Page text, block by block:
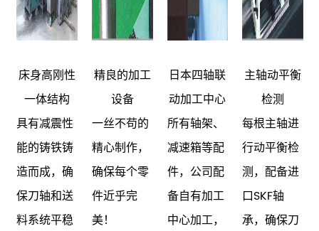
床身高刚性
一体结构
具有减震性
能的铸铁铸
造而成，确
保刀轴和送
料系统平稳
精良的加工
设备
一丝不苟的
精心制作，
确保每个零
件近乎完
美！
日本四轴联
动加工中心
所有轴架、
减速箱等配
件，公司配
备自有加工
中心加工，
主轴动平衡
检测
每根主轴进
行动平衡检
测，配备进
口SKF轴
承，确保刀